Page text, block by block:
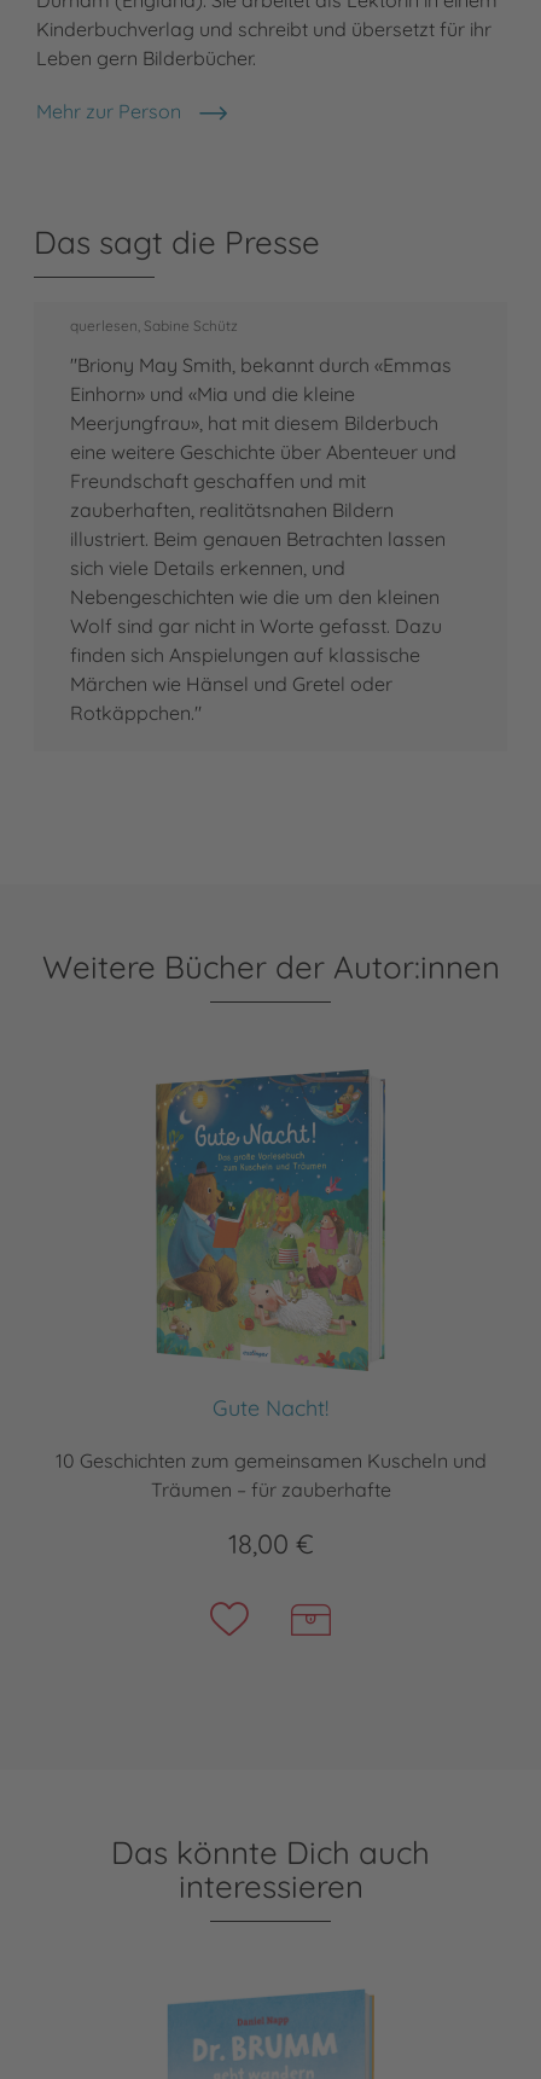
Kinderbuchverlag und schreibt und übersetzt für ihr
Leben gern Bilderbücher.
Mehr zur Person
Steffi Kress
Das sagt die Presse
querlesen, Sabine Schütz
"Briony May Smith, bekannt durch «Emmas
Einhorn» und «Mia und die kleine
Meerjungfrau», hat mit diesem Bilderbuch
eine weitere Geschichte über Abenteuer und
Freundschaft geschaffen und mit
zauberhaften, realitätsnahen Bildern
illustriert. Beim genauen Betrachten lassen
sich viele Details erkennen, und
Nebengeschichten wie die um den kleinen
Wolf sind gar nicht in Worte gefasst. Dazu
finden sich Anspielungen auf klassische
Märchen wie Hänsel und Gretel oder
Rotkäppchen."
Weitere Bücher der Autor:innen
Gute Nacht!
10 Geschichten zum gemeinsamen Kuscheln und
Träumen – für zauberhafte
18,00 €
Das könnte Dich auch
interessieren